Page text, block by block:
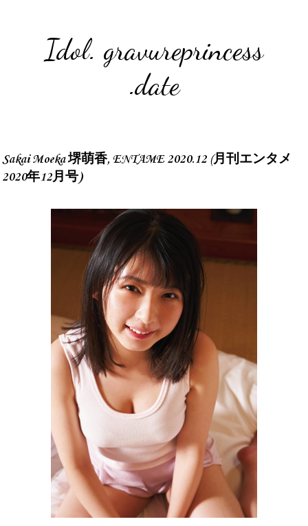
Idol. gravureprincess
.date
Sakai Moeka 堺萌香, ENTAME 2020.12 (月刊エンタメ
2020年12月号)